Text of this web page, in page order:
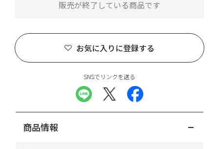
お気に入りに登録する
販売が終了している商品です
SNSでリンクを送る
商品情報